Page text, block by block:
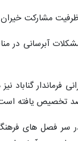
مشارکت
مشکلات آبرسانی
در سر فصل های